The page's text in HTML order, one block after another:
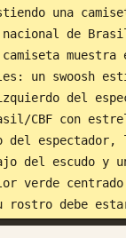
una
de
muestra
un swoosh
del
CBF con
del
del escudo y
verde
rostro debe
liso